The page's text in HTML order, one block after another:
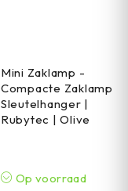
Mini Zaklamp -
Compacte Zaklamp
Sleutelhanger |
Rubytec | Olive
Op voorraad